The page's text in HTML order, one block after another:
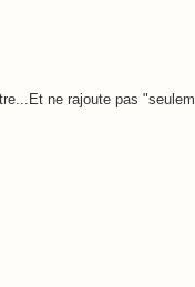
ne rajoute pas